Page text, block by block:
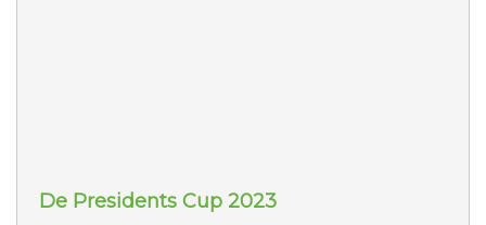
De Presidents Cup 2023